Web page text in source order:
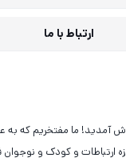
ارتباط با ما
آمدید! ما مفتخریم که به
ارتباطات و کودک و